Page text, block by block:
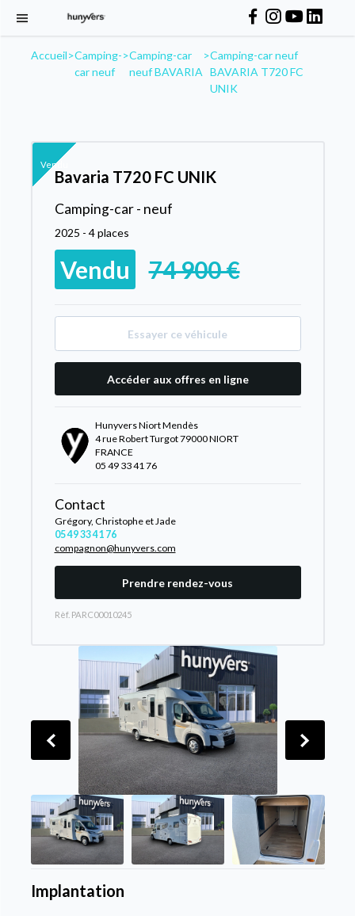
Accueil>Camping-
car neuf
>Camping-car
neuf BAVARIA
>Camping-car neuf
BAVARIA T720 FC
UNIK
Vendu
Bavaria T720 FC UNIK
Camping-car - neuf
2025 - 4 places
Vendu 74 900 €
Essayer ce véhicule
Accéder aux offres en ligne
Hunyvers Niort Mendès
4 rue Robert Turgot 79000 NIORT
FRANCE
05 49 33 41 76
Contact
Grégory, Christophe et Jade
05 49 33 41 76
compagnon@hunyvers.com
Prendre rendez-vous
Rèf. PARC00010245
Implantation